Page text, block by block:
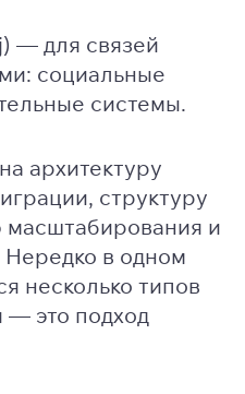
— для связей
социальные
системы.
архитектуру
структуру
масштабирования и
Нередко в одном
несколько типов
— это подход